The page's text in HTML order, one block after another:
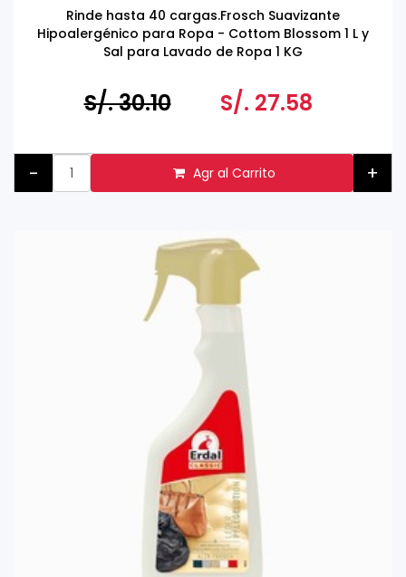
Rinde hasta 40 cargas.Frosch Suavizante
Hipoalergénico para Ropa - Cottom Blossom 1 L y
Sal para Lavado de Ropa 1 KG
S/. 30.10 S/. 27.58
- Agr al Carrito +